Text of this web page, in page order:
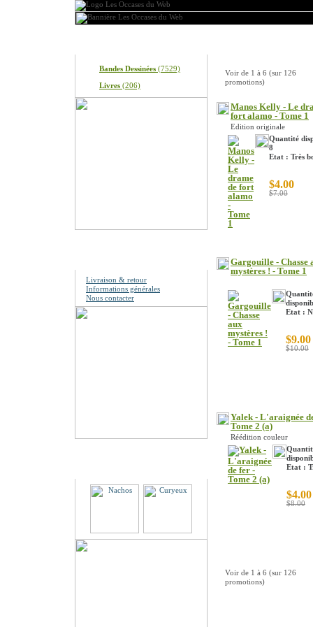
Bandes Dessinées (7529)
Livres (206)
Livraison & retour
Informations générales
Nous contacter
Voir de 1 à 6 (sur 126
promotions)
Manos Kelly - Le
fort alamo - Tome 1
Edition originale
Quantité
8
Etat : Très
$4.00
$7.00
Gargouille - Chasse
mystères ! - Tome 1
Etat :
$9.00
$10.00
Yalek - L'araignée
Tome 2 (a)
Réédition couleur
Etat :
$4.00
$8.00
Voir de 1 à 6 (sur 126
promotions)